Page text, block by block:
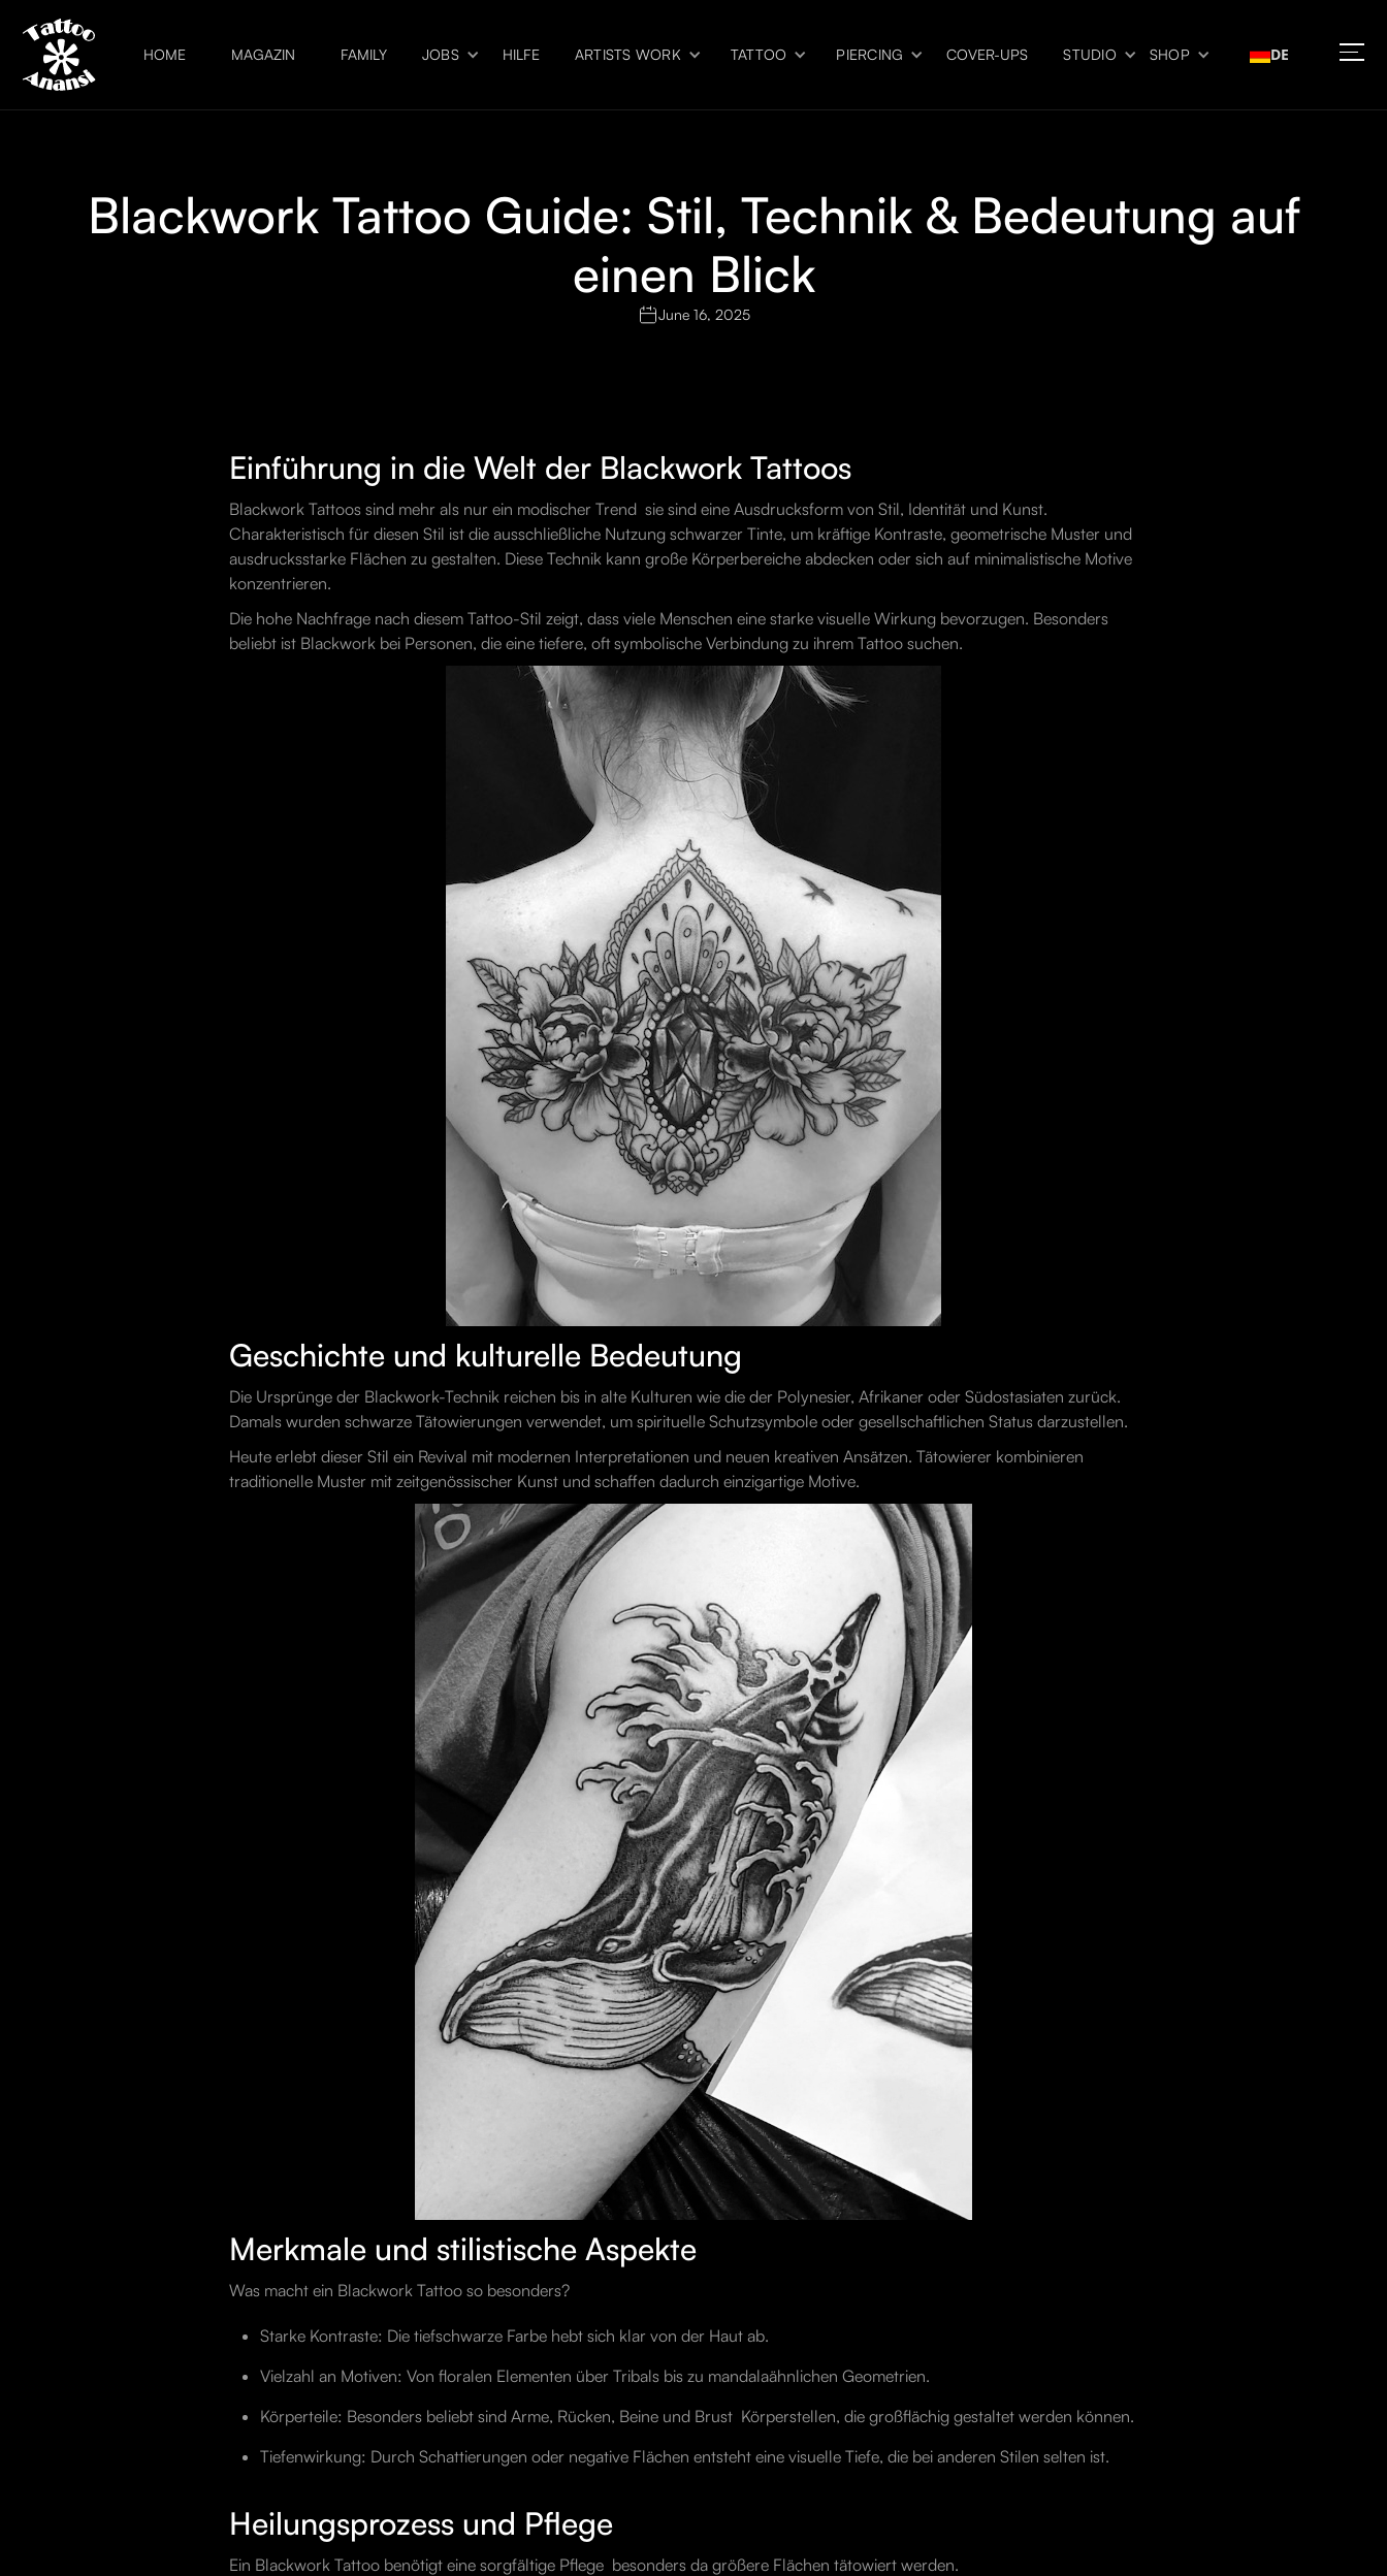
HOME MAGAZIN FAMILY JOBS HILFE ARTISTS WORK TATTOO PIERCING COVER-UPS STUDIO SHOP DE
Blackwork Tattoo Guide: Stil, Technik & Bedeutung auf
einen Blick
June 16, 2025
Einführung in die Welt der Blackwork Tattoos
Blackwork Tattoos sind mehr als nur ein modischer Trend  sie sind eine Ausdrucksform von Stil, Identität und Kunst.
Charakteristisch für diesen Stil ist die ausschließliche Nutzung schwarzer Tinte, um kräftige Kontraste, geometrische Muster und
ausdrucksstarke Flächen zu gestalten. Diese Technik kann große Körperbereiche abdecken oder sich auf minimalistische Motive
konzentrieren.
Die hohe Nachfrage nach diesem Tattoo-Stil zeigt, dass viele Menschen eine starke visuelle Wirkung bevorzugen. Besonders
beliebt ist Blackwork bei Personen, die eine tiefere, oft symbolische Verbindung zu ihrem Tattoo suchen.
Geschichte und kulturelle Bedeutung
Die Ursprünge der Blackwork-Technik reichen bis in alte Kulturen wie die der Polynesier, Afrikaner oder Südostasiaten zurück.
Damals wurden schwarze Tätowierungen verwendet, um spirituelle Schutzsymbole oder gesellschaftlichen Status darzustellen.
Heute erlebt dieser Stil ein Revival mit modernen Interpretationen und neuen kreativen Ansätzen. Tätowierer kombinieren
traditionelle Muster mit zeitgenössischer Kunst und schaffen dadurch einzigartige Motive.
Merkmale und stilistische Aspekte
Was macht ein Blackwork Tattoo so besonders?
Starke Kontraste: Die tiefschwarze Farbe hebt sich klar von der Haut ab.
Vielzahl an Motiven: Von floralen Elementen über Tribals bis zu mandalaähnlichen Geometrien.
Körperteile: Besonders beliebt sind Arme, Rücken, Beine und Brust  Körperstellen, die großflächig gestaltet werden können.
Tiefenwirkung: Durch Schattierungen oder negative Flächen entsteht eine visuelle Tiefe, die bei anderen Stilen selten ist.
Heilungsprozess und Pflege
Ein Blackwork Tattoo benötigt eine sorgfältige Pflege  besonders da größere Flächen tätowiert werden.